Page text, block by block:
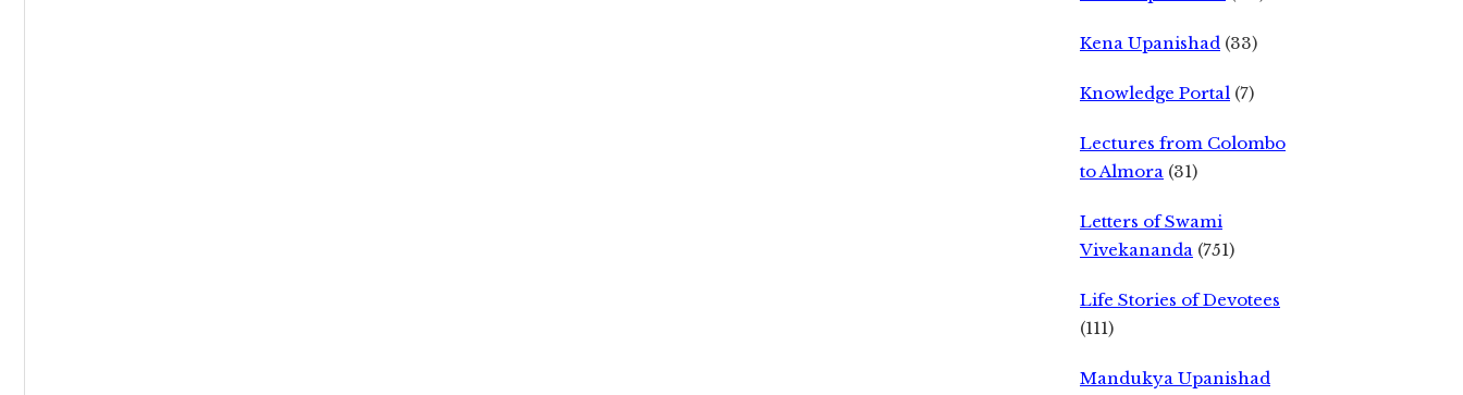
Kena Upanishad (33)
Knowledge Portal (7)
Lectures from Colombo
to Almora (31)
Letters of Swami
Vivekananda (751)
Life Stories of Devotees
(111)
Mandukya Upanishad